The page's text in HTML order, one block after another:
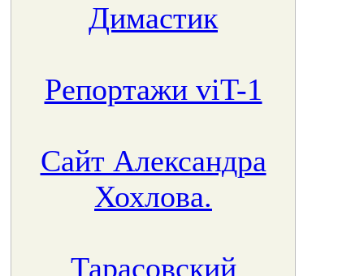
Димастик
Репортажи viT-1
Сайт Александра
Хохлова.
Тарасовский